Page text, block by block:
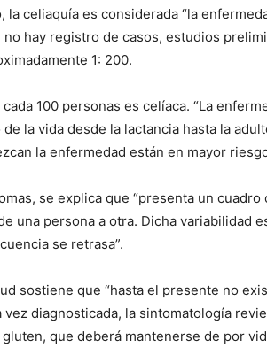
la celiaquía es considerada “la
no hay registro de casos, estudios
1: 200.
100 personas es celíaca. “La
la vida desde la lactancia hasta la
la enfermedad están en mayor
se explica que “presenta un
una persona a otra. Dicha variabilidad
se retrasa”.
sostiene que “hasta el presente no
vez diagnosticada, la sintomatología
que deberá mantenerse de por